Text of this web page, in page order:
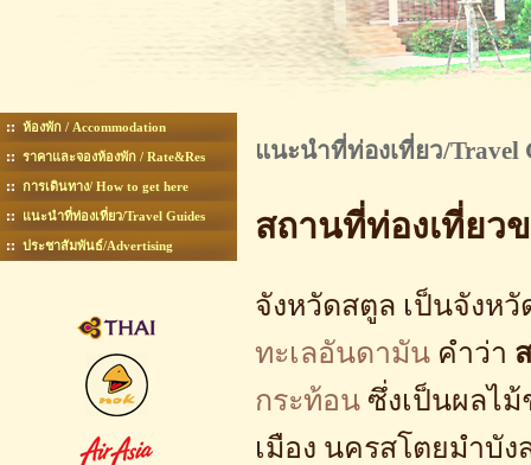
ห้องพัก / Accommodation
ราคาและจองห้องพัก / Rate&Res
การเดินทาง/ How to get here
แนะนำที่ท่องเที่ยว/Travel Guides
ประชาสัมพันธ์/Advertising
แนะนำที่ท่องเที่ยว/Travel
สถานที่ท่องเที่ยว
จังหวัดสตูล เป็นจังห
ทะเลอันดามัน คำว่า
กระท้อน ซึ่งเป็นผลไ
เมือง นครสโตยมำบัง